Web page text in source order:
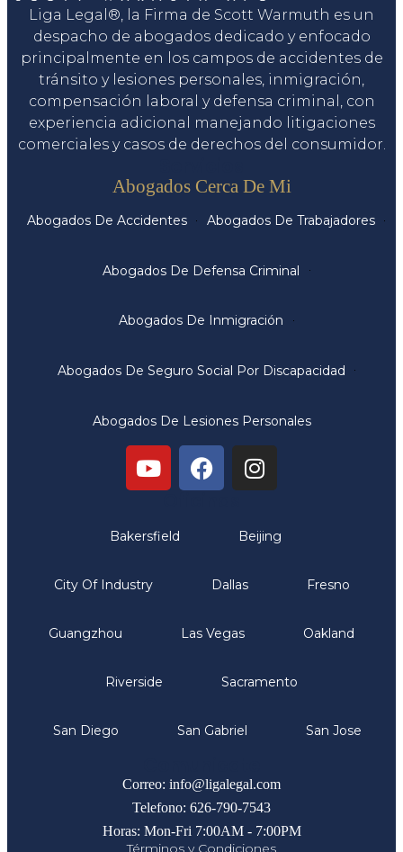
Liga Legal®, la Firma de Scott Warmuth es un
despacho de abogados dedicado y enfocado
principalmente en los campos de accidentes de
tránsito y lesiones personales, inmigración,
compensación laboral y defensa criminal, con
experiencia adicional manejando litigaciones
comerciales y casos de derechos del consumidor.
Abogados Cerca De Mi
Abogados De Accidentes Abogados De Trabajadores
Abogados De Defensa Criminal
Abogados De Inmigración
Abogados De Seguro Social Por Discapacidad
Abogados De Lesiones Personales
Bakersfield Beijing
City Of Industry Dallas Fresno
Guangzhou Las Vegas Oakland
Riverside Sacramento
San Diego San Gabriel San Jose
Correo: info@ligalegal.com
Telefono: 626-790-7543
Horas: Mon-Fri 7:00AM - 7:00PM
Términos y Condiciones